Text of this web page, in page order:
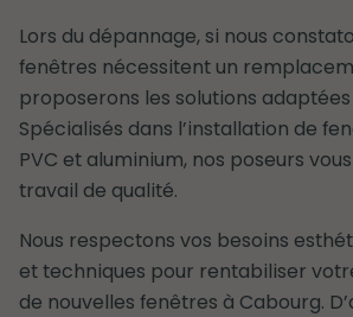
Lors du dépannage, si nous
fenêtres nécessitent un
proposerons les solutions
Spécialisés dans l’installation de
PVC et aluminium, nos poseurs
travail de qualité.
Nous respectons vos besoins
et techniques pour rentabiliser
de nouvelles fenêtres à Cabourg.